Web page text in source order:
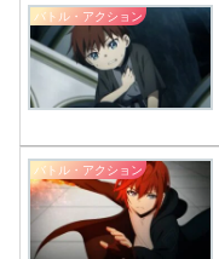
バトル・アクション
バトル・アクション